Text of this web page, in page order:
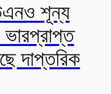
শূন্য
দাপ্তরিক